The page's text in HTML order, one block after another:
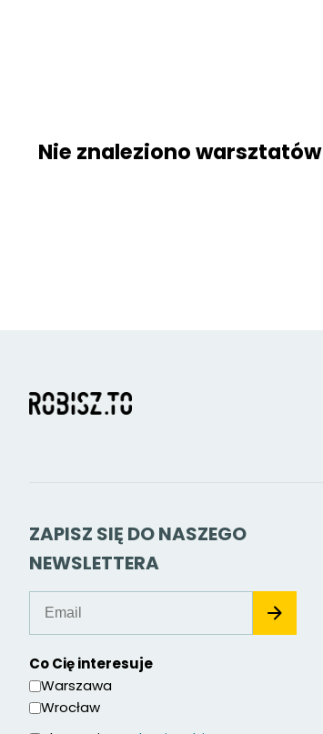
Nie znaleziono
ZAPISZ SIĘ DO NASZEGO
NEWSLETTERA
Co Cię interesuje
Warszawa
Wrocław